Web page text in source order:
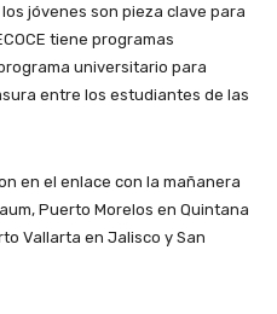
jóvenes son pieza clave para
tiene programas
universitario para
entre los estudiantes de las
en el enlace con la mañanera
Puerto Morelos en Quintana
Vallarta en Jalisco y San